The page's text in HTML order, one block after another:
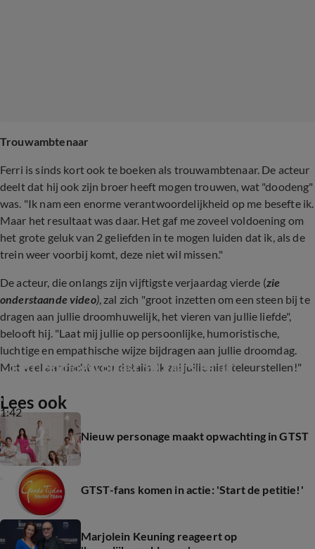
Trouwambtenaar
Ferri is sinds kort ook te boeken als trouwambtenaar. De acteur
deelt dat hij ook zijn broer heeft mogen trouwen, wat "doodeng"
was. "Ik nam een enorme verantwoordelijkheid op me besefte ik.
Maar het resultaat was daar. Het gaf me zoveel voldoening om
het grote geluk van 2 geliefden in te mogen luiden dat ik, als de
trein weer voorbij komt, deze niet wil missen."
De acteur, die onlangs zijn vijftigste verjaardag vierde (zie
onderstaande video), zal zich "groot inzetten om een steen bij te
dragen aan jullie droomhuwelijk, het vieren van jullie liefde",
belooft hij. "Laat mij jullie op persoonlijke, humoristische,
luchtige en empathische wijze bijdragen aan jullie droomdag.
Met veel aandacht voor details. Ik zal jullie niet teleurstellen!"
1:42
Ferri Somogyi blaast 50 kaarsjes uit
Lees ook
Nieuw personage maakt opwachting in GTST
GTST-fans komen in actie: 'Start de petitie!'
Marjolein Keuning reageert op